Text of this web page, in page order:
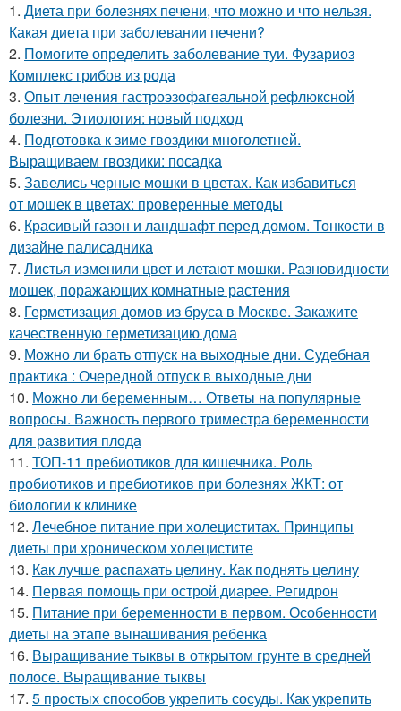
1. Диета при болезнях печени, что можно и что нельзя.
Какая диета при заболевании печени?
2. Помогите определить заболевание туи. Фузариоз
Комплекс грибов из рода
3. Опыт лечения гастроэзофагеальной рефлюксной
болезни. Этиология: новый подход
4. Подготовка к зиме гвоздики многолетней.
Выращиваем гвоздики: посадка
5. Завелись черные мошки в цветах. Как избавиться
от мошек в цветах: проверенные методы
6. Красивый газон и ландшафт перед домом. Тонкости в
дизайне палисадника
7. Листья изменили цвет и летают мошки. Разновидности
мошек, поражающих комнатные растения
8. Герметизация домов из бруса в Москве. Закажите
качественную герметизацию дома
9. Можно ли брать отпуск на выходные дни. Судебная
практика : Очередной отпуск в выходные дни
10. Можно ли беременным… Ответы на популярные
вопросы. Важность первого триместра беременности
для развития плода
11. ТОП-11 пребиотиков для кишечника. Роль
пробиотиков и пребиотиков при болезнях ЖКТ: от
биологии к клинике
12. Лечебное питание при холециститах. Принципы
диеты при хроническом холецистите
13. Как лучше распахать целину. Как поднять целину
14. Первая помощь при острой диарее. Регидрон
15. Питание при беременности в первом. Особенности
диеты на этапе вынашивания ребенка
16. Выращивание тыквы в открытом грунте в средней
полосе. Выращивание тыквы
17. 5 простых способов укрепить сосуды. Как укрепить